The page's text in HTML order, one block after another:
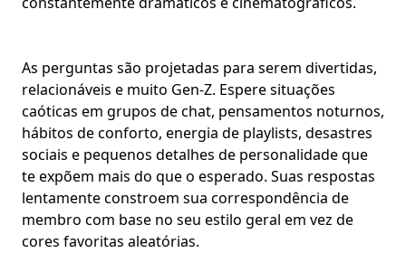
As perguntas são projetadas para serem divertidas,
relacionáveis e muito Gen-Z. Espere situações
caóticas em grupos de chat, pensamentos noturnos,
hábitos de conforto, energia de playlists, desastres
sociais e pequenos detalhes de personalidade que
te expõem mais do que o esperado. Suas respostas
lentamente constroem sua correspondência de
membro com base no seu estilo geral em vez de
cores favoritas aleatórias.